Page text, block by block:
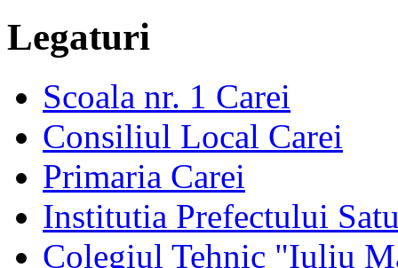
Legaturi
Scoala nr. 1 Carei
Consiliul Local Carei
Primaria Carei
Institutia Prefectului
Colegiul Tehnic "Iuliu